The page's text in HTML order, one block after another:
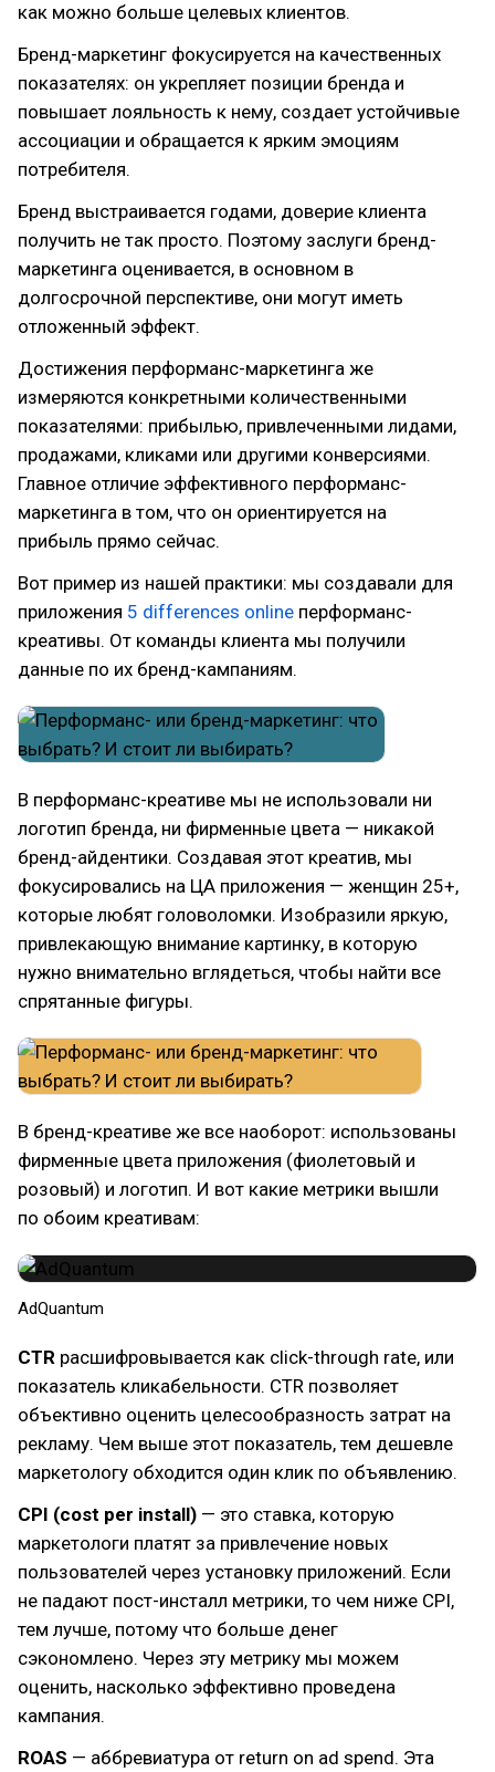
как можно больше целевых клиентов.
Бренд-маркетинг фокусируется на качественных
показателях: он укрепляет позиции бренда и
повышает лояльность к нему, создает устойчивые
ассоциации и обращается к ярким эмоциям
потребителя.
Бренд выстраивается годами, доверие клиента
получить не так просто. Поэтому заслуги бренд-
маркетинга оценивается, в основном в
долгосрочной перспективе, они могут иметь
отложенный эффект.
Достижения перформанс-маркетинга же
измеряются конкретными количественными
показателями: прибылью, привлеченными лидами,
продажами, кликами или другими конверсиями.
Главное отличие эффективного перформанс-
маркетинга в том, что он ориентируется на
прибыль прямо сейчас.
Вот пример из нашей практики: мы создавали для
приложения 5 differences online перформанс-
креативы. От команды клиента мы получили
данные по их бренд-кампаниям.
В перформанс-креативе мы не использовали ни
логотип бренда, ни фирменные цвета — никакой
бренд-айдентики. Создавая этот креатив, мы
фокусировались на ЦА приложения — женщин 25+,
которые любят головоломки. Изобразили яркую,
привлекающую внимание картинку, в которую
нужно внимательно вглядеться, чтобы найти все
спрятанные фигуры.
В бренд-креативе же все наоборот: использованы
фирменные цвета приложения (фиолетовый и
розовый) и логотип. И вот какие метрики вышли
по обоим креативам:
AdQuantum
CTR расшифровывается как click-through rate, или
показатель кликабельности. CTR позволяет
объективно оценить целесообразность затрат на
рекламу. Чем выше этот показатель, тем дешевле
маркетологу обходится один клик по объявлению.
CPI (cost per install) — это ставка, которую
маркетологи платят за привлечение новых
пользователей через установку приложений. Если
не падают пост-инсталл метрики, то чем ниже CPI,
тем лучше, потому что больше денег
сэкономлено. Через эту метрику мы можем
оценить, насколько эффективно проведена
кампания.
ROAS — аббревиатура от return on ad spend. Эта